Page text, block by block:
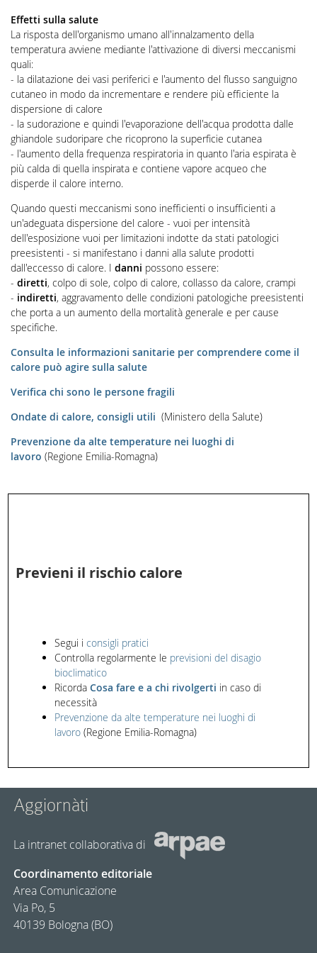
Effetti sulla salute
La risposta dell'organismo umano all'innalzamento della
temperatura avviene mediante l'attivazione di diversi meccanismi
quali:
- la dilatazione dei vasi periferici e l'aumento del flusso sanguigno
cutaneo in modo da incrementare e rendere più efficiente la
dispersione di calore
- la sudorazione e quindi l'evaporazione dell'acqua prodotta dalle
ghiandole sudoripare che ricoprono la superficie cutanea
- l'aumento della frequenza respiratoria in quanto l'aria espirata è
più calda di quella inspirata e contiene vapore acqueo che
disperde il calore interno.
Quando questi meccanismi sono inefficienti o insufficienti a
un'adeguata dispersione del calore - vuoi per intensità
dell'esposizione vuoi per limitazioni indotte da stati patologici
preesistenti - si manifestano i danni alla salute prodotti
dall'eccesso di calore. I danni possono essere:
- diretti, colpo di sole, colpo di calore, collasso da calore, crampi
- indiretti, aggravamento delle condizioni patologiche preesistenti
che porta a un aumento della mortalità generale e per cause
specifiche.
Consulta le informazioni sanitarie per comprendere come il
calore può agire sulla salute
Verifica chi sono le persone fragili
Ondate di calore, consigli utili (Ministero della Salute)
Prevenzione da alte temperature nei luoghi di
lavoro (Regione Emilia-Romagna)
Previeni il rischio calore
Segui iconsigli pratici
Controlla regolarmente le previsioni del disagio
bioclimatico
RicordaCosa fare e a chi rivolgerti in caso di
necessità
Prevenzione da alte temperature nei luoghi di
lavoro (Regione Emilia-Romagna)
Aggiornàti
La intranet collaborativa di
Coordinamento editoriale
Area Comunicazione
Via Po, 5
40139 Bologna (BO)